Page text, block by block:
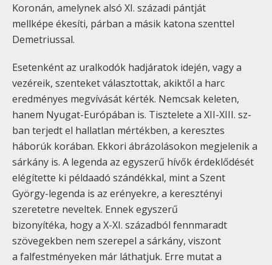
Koronán, amelynek alsó XI. századi pántját
mellképe ékesíti, párban a másik katona szenttel
Demetriussal.
Esetenként az uralkodók hadjáratok idején, vagy a
vezéreik, szenteket választottak, akiktől a harc
eredményes megvívását kérték. Nemcsak keleten,
hanem Nyugat-Európában is. Tisztelete a XII-XIII. sz-
ban terjedt el hallatlan mértékben, a keresztes
háborúk korában. Ekkori ábrázolásokon megjelenik a
sárkány is. A legenda az egyszerű hívők érdeklődését
elégítette ki példaadó szándékkal, mint a Szent
György-legenda is az erényekre, a keresztényi
szeretetre neveltek. Ennek egyszerű
bizonyítéka, hogy a X-XI. századból fennmaradt
szövegekben nem szerepel a sárkány, viszont
a falfestményeken már láthatjuk. Erre mutat a